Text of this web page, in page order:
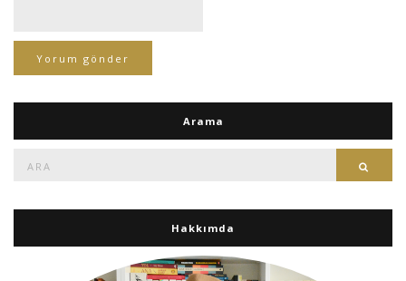
Arama
Hakkımda